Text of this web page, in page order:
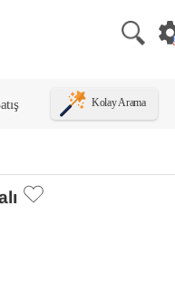
Kolay Arama